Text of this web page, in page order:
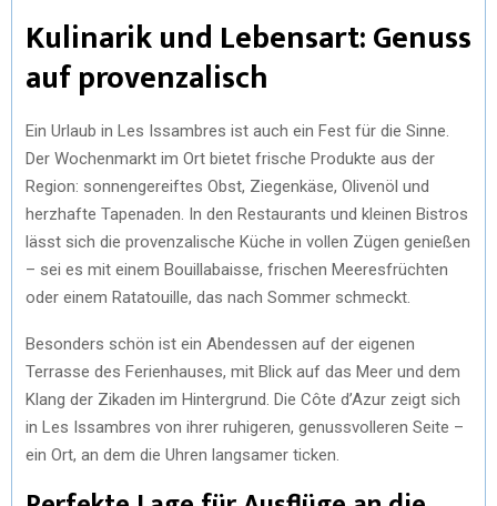
Kulinarik und Lebensart: Genuss
auf provenzalisch
Ein Urlaub in Les Issambres ist auch ein Fest für die Sinne.
Der Wochenmarkt im Ort bietet frische Produkte aus der
Region: sonnengereiftes Obst, Ziegenkäse, Olivenöl und
herzhafte Tapenaden. In den Restaurants und kleinen Bistros
lässt sich die provenzalische Küche in vollen Zügen genießen
– sei es mit einem Bouillabaisse, frischen Meeresfrüchten
oder einem Ratatouille, das nach Sommer schmeckt.
Besonders schön ist ein Abendessen auf der eigenen
Terrasse des Ferienhauses, mit Blick auf das Meer und dem
Klang der Zikaden im Hintergrund. Die Côte d’Azur zeigt sich
in Les Issambres von ihrer ruhigeren, genussvolleren Seite –
ein Ort, an dem die Uhren langsamer ticken.